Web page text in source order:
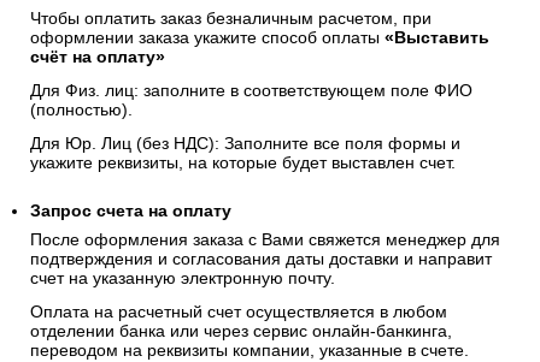
Чтобы оплатить заказ безналичным расчетом, при
оформлении заказа укажите способ оплаты «Выставить
счёт на оплату»
Для Физ. лиц: заполните в соответствующем поле ФИО
(полностью).
Для Юр. Лиц (без НДС): Заполните все поля формы и
укажите реквизиты, на которые будет выставлен счет.
Запрос счета на оплату
После оформления заказа с Вами свяжется менеджер для
подтверждения и согласования даты доставки и направит
счет на указанную электронную почту.
Оплата на расчетный счет осуществляется в любом
отделении банка или через сервис онлайн-банкинга,
переводом на реквизиты компании, указанные в счете.